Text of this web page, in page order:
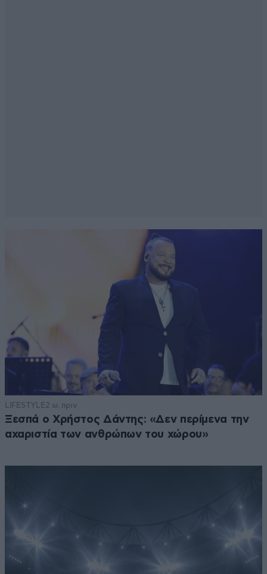
LIFESTYLE 2 ω. πριν
Ξεσπά ο Χρήστος Δάντης: «Δεν περίμενα την
αχαριστία των ανθρώπων του χώρου»